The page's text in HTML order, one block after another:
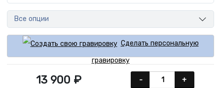
Все опции
Сделать персональную
гравировку
13 900 ₽ - +